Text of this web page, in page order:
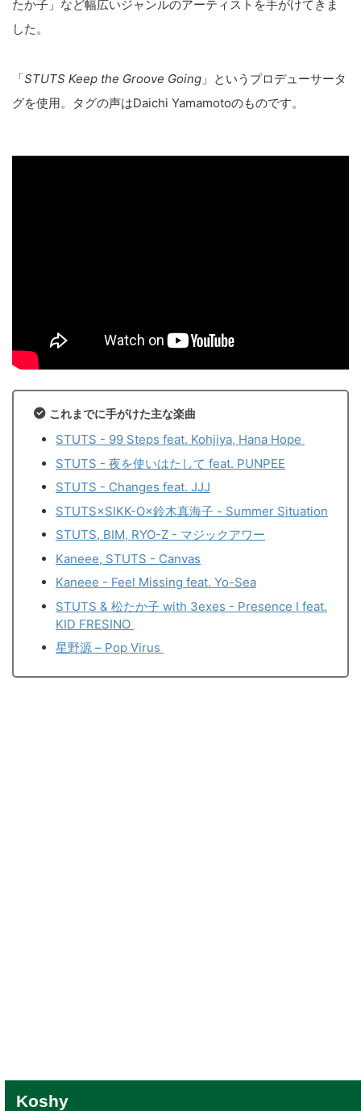
たか子」など幅広いジャンルのアーティストを手がけてきま
した。
「STUTS Keep the Groove Going 」というプロデューサータ
グを使用。タグの声はDaichi Yamamotoのものです。
これまでに手がけた主な楽曲
STUTS - 99 Steps feat. Kohjiya, Hana Hope
STUTS - 夜を使いはたして feat. PUNPEE
STUTS - Changes feat. JJJ
STUTS×SIKK-O×鈴木真海子 - Summer Situation
STUTS, BIM, RYO-Z - マジックアワー
Kaneee, STUTS - Canvas
Kaneee - Feel Missing feat. Yo-Sea
STUTS & 松たか子 with 3exes - Presence I feat.
KID FRESINO
星野源 – Pop Virus
Koshy